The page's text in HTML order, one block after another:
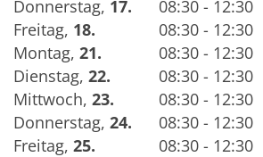
Donnerstag, 17.
08:30 - 12:30
Freitag, 18.
08:30 - 12:30
Montag, 21.
08:30 - 12:30
Dienstag, 22.
08:30 - 12:30
Mittwoch, 23.
08:30 - 12:30
Donnerstag, 24.
08:30 - 12:30
Freitag, 25.
08:30 - 12:30